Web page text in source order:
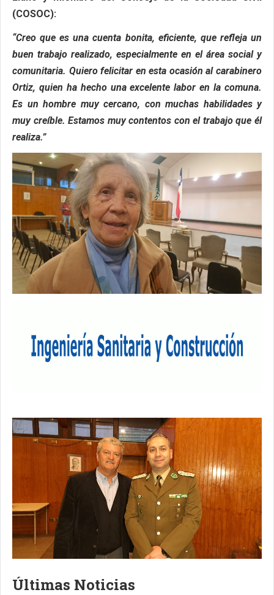
(COSOC):
“Creo que es una cuenta bonita, eficiente, que refleja un
buen trabajo realizado, especialmente en el área social y
comunitaria. Quiero felicitar en esta ocasión al carabinero
Ortiz, quien ha hecho una excelente labor en la comuna.
Es un hombre muy cercano, con muchas habilidades y
muy creíble. Estamos muy contentos con el trabajo que él
realiza.”
Últimas Noticias